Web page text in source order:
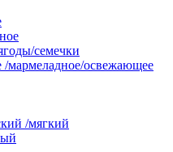
семечки
/мармеладное/освежающее
/мягкий